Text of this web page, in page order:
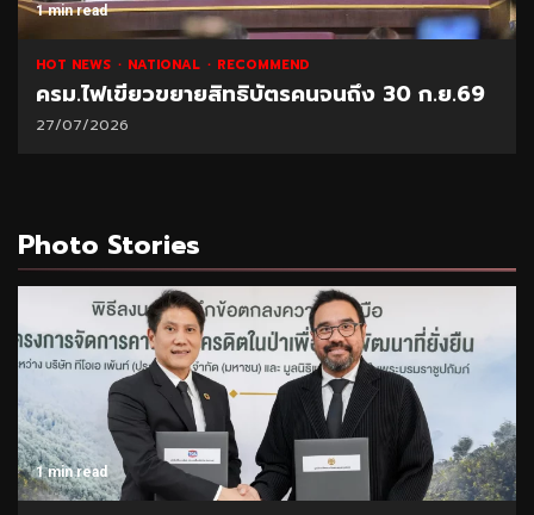
1 min read
NATIONAL HOT NEWS RECOMMEND
“พาณิชย์” โชว์ยอดส่งออกทุเรียน 1 ล้านตัน
21/07/2026
Photo Stories
1 min read